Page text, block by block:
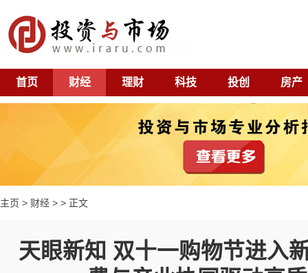
首页 财经 理财 科技 投创 房产
主页 > 财经 > > 正文
天眼新知 双十一购物节进入